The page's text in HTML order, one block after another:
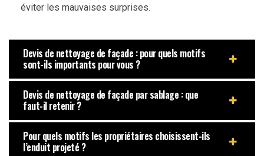
éviter les mauvaises surprises.
Devis de nettoyage de façade : pour quels motifs
sont-ils importants pour vous ?
Devis de nettoyage de façade par sablage : que
faut-il retenir ?
Pour quels motifs les propriétaires choisissent-ils
l’enduit projeté ?